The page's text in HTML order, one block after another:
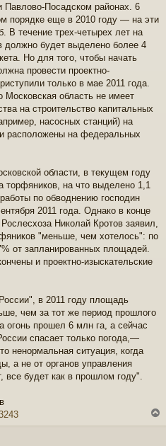
Павлово-Посадском районах. 6
порядке еще в 2010 году — на эти
В течение трех-четырех лет на
должно будет выделено более 4
Но для того, чтобы начать
провести проектно-
только в мае 2011 года.
область не имеет
на строительство капитальных
насосных станций) на
расположены на федеральных
области, в текущем году
торфяников, на что выделено 1,1
по обводнению господин
2011 года. Однако в конце
Николай Кротов заявил,
"меньше, чем хотелось": по
от запланированных площадей.
и проектно-изыскательские
в 2011 году площадь
чем за тот же период прошлого
огонь прошел 6 млн га, а сейчас
спасает только погода,—
ситуация, когда
а не от органов управления
будет как в прошлом году".